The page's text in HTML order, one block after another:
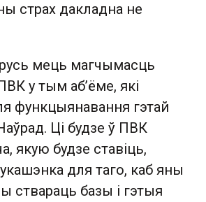
страх дакладна не
мець магчымасць
у тым аб’ёме, які
функцыянавання гэтай
Ці будзе ў ПВК
якую будзе ставіць,
для таго, каб яны
ствараць базы і гэтыя